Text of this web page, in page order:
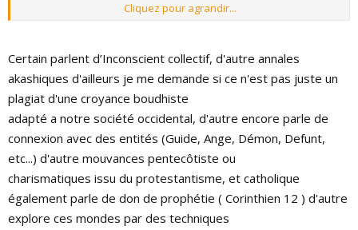
ne pas en tenir compte parce que cela est impossible et fait peur,
capacité synchronistique.
Cliquez pour agrandir...
Certain parlent d’Inconscient collectif, d'autre annales
akashiques d'ailleurs je me demande si ce n'est pas juste un
plagiat d'une croyance boudhiste
adapté a notre société occidental, d'autre encore parle de
connexion avec des entités (Guide, Ange, Démon, Defunt,
etc...) d'autre mouvances pentecôtiste ou
charismatiques issu du protestantisme, et catholique
également parle de don de prophétie ( Corinthien 12 ) d'autre
explore ces mondes par des techniques